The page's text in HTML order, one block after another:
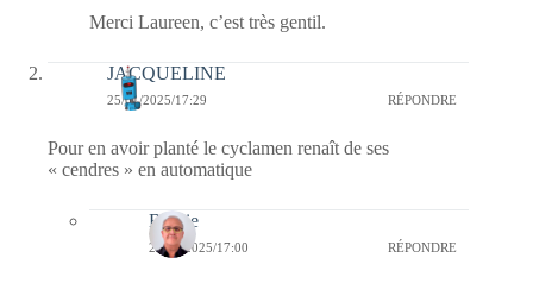
Merci Laureen, c’est très gentil.
JACQUELINE
25/01/2025/17:29 RÉPONDRE
Pour en avoir planté le cyclamen renaît de ses
« cendres » en automatique
Bernie
28/01/2025/17:00 RÉPONDRE